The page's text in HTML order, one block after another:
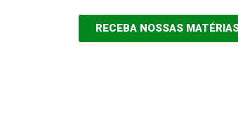
RECEBA NOSSAS